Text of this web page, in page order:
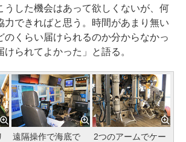
うした機会はあって欲しくないが、何
力できればと思う。時間があまり無い
のくらい届けられるのか分からなかっ
られてよかった」と語る。
遠隔操作で海底で
2つのアームでケー